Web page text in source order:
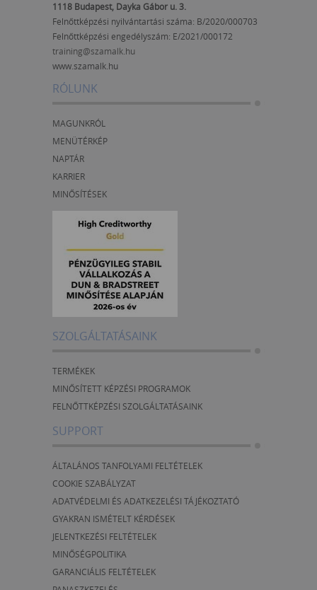
1118 Budapest, Dayka Gábor u. 3.
Felnőttképzési nyilvántartási száma: B/2020/000703
Felnőttképzési engedélyszám: E/2021/000172
training@szamalk.hu
www.szamalk.hu
RÓLUNK
MAGUNKRÓL
MENÜTÉRKÉP
NAPTÁR
KARRIER
MINŐSÍTÉSEK
SZOLGÁLTATÁSAINK
TERMÉKEK
MINŐSÍTETT KÉPZÉSI PROGRAMOK
FELNŐTTKÉPZÉSI SZOLGÁLTATÁSAINK
SUPPORT
ÁLTALÁNOS TANFOLYAMI FELTÉTELEK
COOKIE SZABÁLYZAT
ADATVÉDELMI ÉS ADATKEZELÉSI TÁJÉKOZTATÓ
GYAKRAN ISMÉTELT KÉRDÉSEK
JELENTKEZÉSI FELTÉTELEK
MINŐSÉGPOLITIKA
GARANCIÁLIS FELTÉTELEK